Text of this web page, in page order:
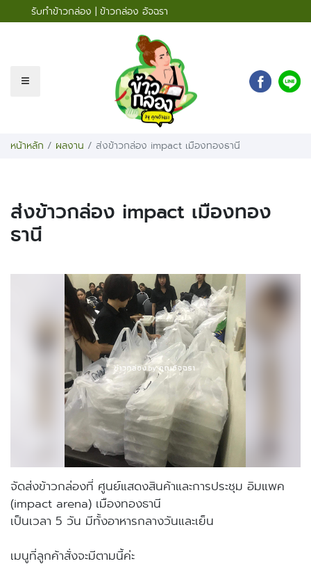
รับทำข้าวกล่อง | ข้าวกล่อง อัจฉรา
หน้าหลัก ผลงาน ส่งข้าวกล่อง impact เมืองทองธานี
ส่งข้าวกล่อง impact เมืองทอง
ธานี
จัดส่งข้าวกล่องที่ ศูนย์แสดงสินค้าและการประชุม อิมแพค
(impact arena) เมืองทองธานี
เป็นเวลา 5 วัน มีทั้งอาหารกลางวันและเย็น
เมนูที่ลูกค้าสั่งจะมีตามนี้ค่ะ